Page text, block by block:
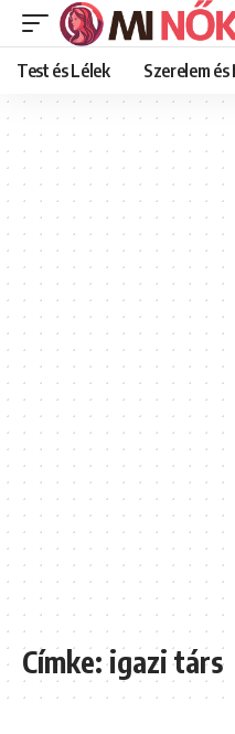
Test és Lélek Szerelem
Címke:igazi társ